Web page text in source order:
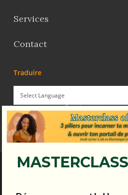
Services
Contact
Traduire
Powered by Translate